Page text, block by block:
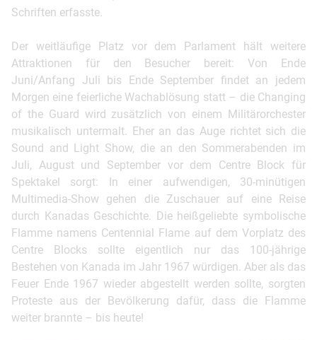
Schriften erfasste.
Der weitläufige Platz vor dem Parlament hält weitere
Attraktionen für den Besucher bereit: Von Ende
Juni/Anfang Juli bis Ende September findet an jedem
Morgen eine feierliche Wachablösung statt – die Changing
of the Guard wird zusätzlich von einem Militärorchester
musikalisch untermalt. Eher an das Auge richtet sich die
Sound and Light Show, die an den Sommerabenden im
Juli, August und September vor dem Centre Block für
Spektakel sorgt: In einer aufwendigen, 30-minütigen
Multimedia-Show gehen die Zuschauer auf eine Reise
durch Kanadas Geschichte. Die heißgeliebte symbolische
Flamme namens Centennial Flame auf dem Vorplatz des
Centre Blocks sollte eigentlich nur das 100-jährige
Bestehen von Kanada im Jahr 1967 würdigen. Aber als das
Feuer Ende 1967 wieder abgestellt werden sollte, sorgten
Proteste aus der Bevölkerung dafür, dass die Flamme
weiter brannte – bis heute!